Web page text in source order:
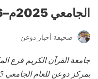
الجامعي 2025م–2026م
صحيفة أخبار دوعن
جامعة القرآن الكريم فرع
بمركز دوعن للعام الجامعي 2025م–2026م